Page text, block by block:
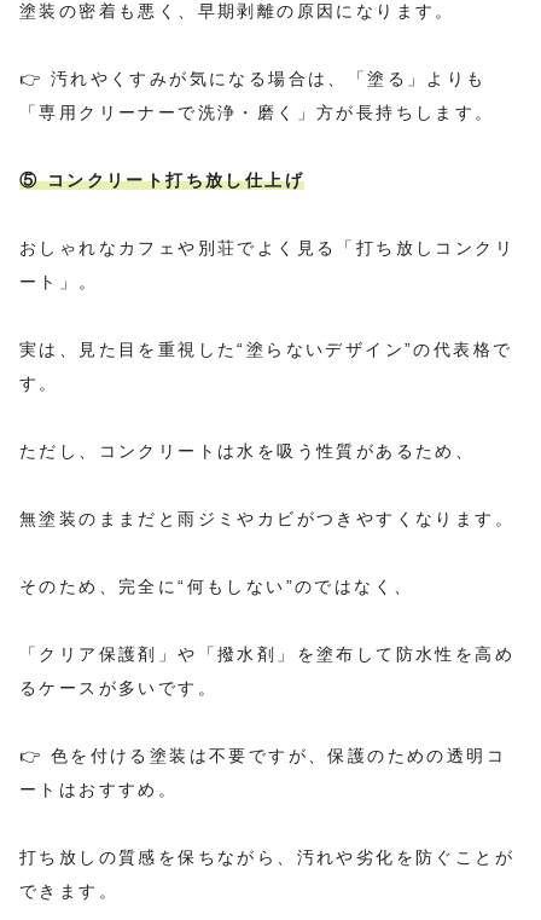
塗装の密着も悪く、早期剥離の原因になります。
👉 汚れやくすみが気になる場合は、「塗る」よりも
「専用クリーナーで洗浄・磨く」方が長持ちします。
⑤ コンクリート打ち放し仕上げ
おしゃれなカフェや別荘でよく見る「打ち放しコンクリ
ート」。
実は、見た目を重視した“塗らないデザイン”の代表格で
す。
ただし、コンクリートは水を吸う性質があるため、
無塗装のままだと雨ジミやカビがつきやすくなります。
そのため、完全に“何もしない”のではなく、
「クリア保護剤」や「撥水剤」を塗布して防水性を高め
るケースが多いです。
👉 色を付ける塗装は不要ですが、保護のための透明コ
ートはおすすめ。
打ち放しの質感を保ちながら、汚れや劣化を防ぐことが
できます。